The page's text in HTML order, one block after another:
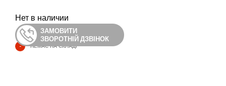
Нет в наличии
ЗАМОВИТИ
ЗВОРОТНІЙ ДЗВІНОК
- НЕМАЄ НА СКЛАДІ